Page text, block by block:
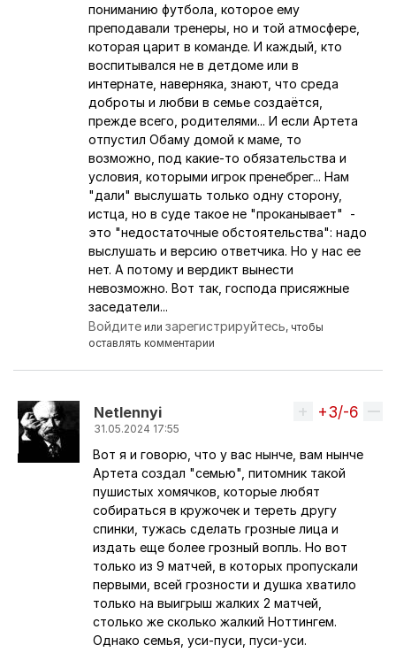
пониманию футбола, которое ему
преподавали тренеры, но и той атмосфере,
которая царит в команде. И каждый, кто
воспитывался не в детдоме или в
интернате, наверняка, знают, что среда
доброты и любви в семье создаётся,
прежде всего, родителями... И если Артета
отпустил Обаму домой к маме, то
возможно, под какие-то обязательства и
условия, которыми игрок пренебрег... Нам
"дали" выслушать только одну сторону,
истца, но в суде такое не "проканывает" -
это "недостаточные обстоятельства": надо
выслушать и версию ответчика. Но у нас ее
нет. А потому и вердикт вынести
невозможно. Вот так, господа присяжные
заседатели...
Войдите илизарегистрируйтесь, чтобы
оставлять комментарии
Netlennyi
31.05.2024 17:55
Ответ на комментарий пользователя
Вверх
+3/-6
Вот я и говорю, что у вас нынче, вам нынче
Артета создал "семью", питомник такой
пушистых хомячков, которые любят
собираться в кружочек и тереть другу
спинки, тужась сделать грозные лица и
издать еще более грозный вопль. Но вот
только из 9 матчей, в которых пропускали
первыми, всей грозности и душка хватило
только на выигрыш жалких 2 матчей,
столько же сколько жалкий Ноттингем.
Однако семья, уси-пуси, пуси-уси.